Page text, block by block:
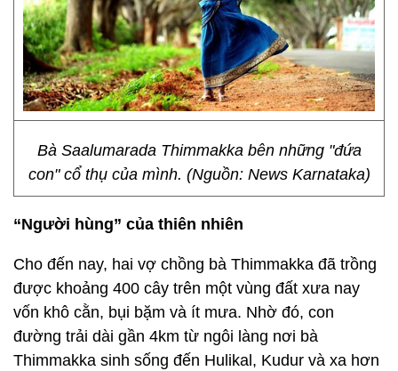
Bà Saalumarada Thimmakka bên những "đứa
con" cổ thụ của mình. (Nguồn: News Karnataka)
“Người hùng” của thiên nhiên
Cho đến nay, hai vợ chồng bà Thimmakka đã trồng
được khoảng 400 cây trên một vùng đất xưa nay
vốn khô cằn, bụi bặm và ít mưa. Nhờ đó, con
đường trải dài gần 4km từ ngôi làng nơi bà
Thimmakka sinh sống đến Hulikal, Kudur và xa hơn